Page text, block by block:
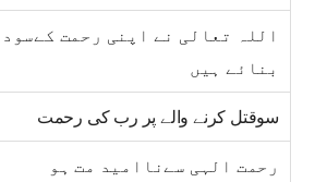
اللہ تعالی نے اپنی رحمت
بنائے ہیں
سوقتل کرنے والے پر رب کی رحمت
رحمت الہی سےناامید مت ہو